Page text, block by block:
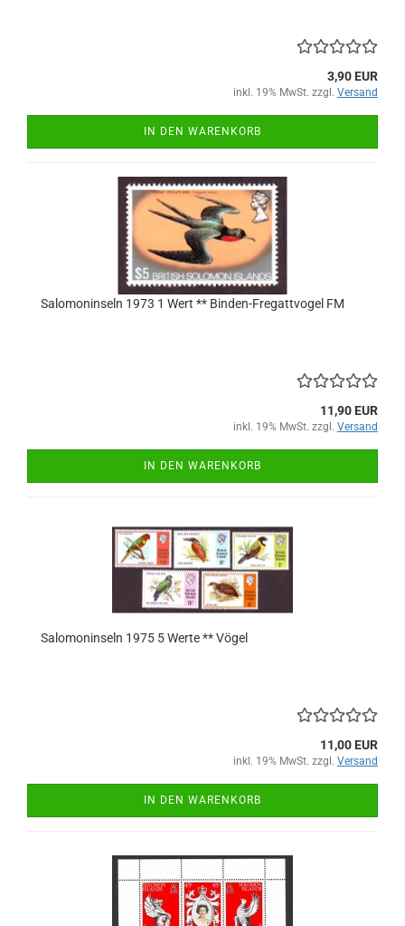
3,90 EUR
inkl. 19% MwSt. zzgl. Versand
IN DEN WARENKORB
Salomoninseln 1973 1 Wert ** Binden-Fregattvogel FM
11,90 EUR
inkl. 19% MwSt. zzgl. Versand
IN DEN WARENKORB
Salomoninseln 1975 5 Werte ** Vögel
11,00 EUR
inkl. 19% MwSt. zzgl. Versand
IN DEN WARENKORB